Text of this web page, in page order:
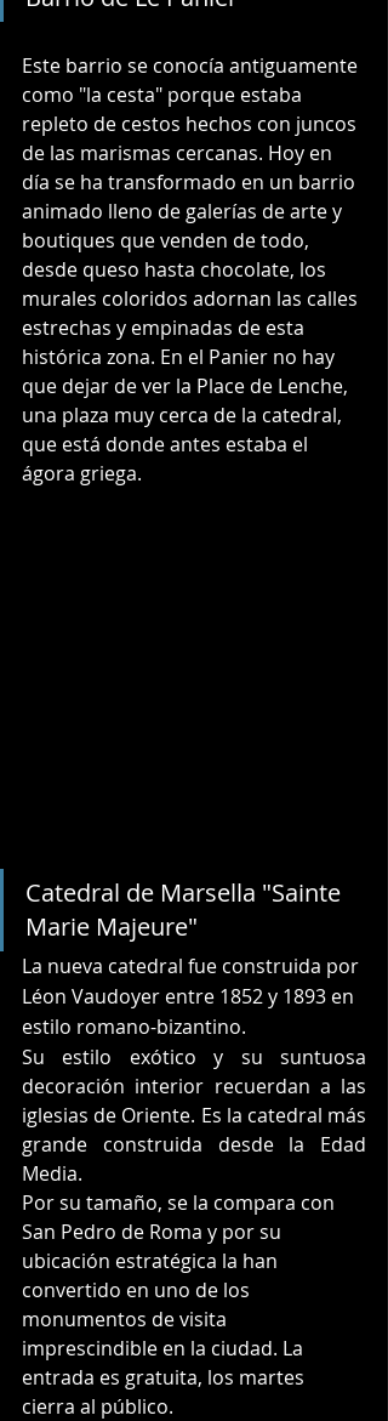
Este barrio se conocía antiguamente
como "la cesta" porque estaba
repleto de cestos hechos con juncos
de las marismas cercanas. Hoy en
día se ha transformado en un barrio
animado lleno de galerías de arte y
boutiques que venden de todo,
desde queso hasta chocolate, los
murales coloridos adornan las calles
estrechas y empinadas de esta
histórica zona. En el Panier no hay
que dejar de ver la Place de Lenche,
una plaza muy cerca de la catedral,
que está donde antes estaba el
ágora griega.
Catedral de Marsella "Sainte
Marie Majeure"
La nueva catedral fue construida por
Léon Vaudoyer entre 1852 y 1893 en
estilo romano-bizantino.
Su estilo exótico y su suntuosa
decoración interior recuerdan a las
iglesias de Oriente. Es la catedral más
grande construida desde la Edad
Media.
Por su tamaño, se la compara con
San Pedro de Roma y por su
ubicación estratégica la han
convertido en uno de los
monumentos de visita
imprescindible en la ciudad. La
entrada es gratuita, los martes
cierra al público.